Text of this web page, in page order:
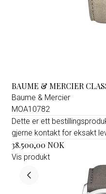
BAUME & MERCIER
Baume & Mercier
MOA10782
Dette er ett
gjerne kontakt for eksakt
38.500,00 NOK
Vis produkt